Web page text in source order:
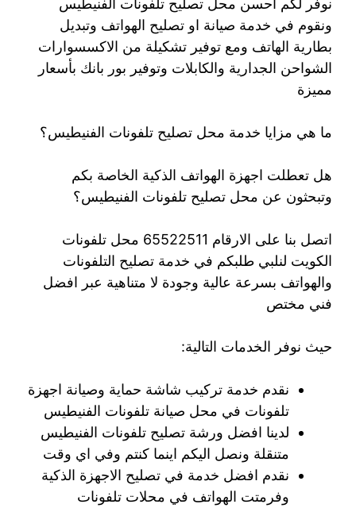
ونقوم في خدمة صيانة او تصليح الهواتف وتبديل
بطارية الهاتف ومع توفير تشكيلة من الاكسسوارات
الشواحن الجدارية والكابلات وتوفير بور بانك بأسعار
مميزة
ما هي مزايا خدمة محل تصليح تلفونات الفنيطيس؟
هل تعطلت اجهزة الهواتف الذكية الخاصة بكم
وتبحثون عن محل تصليح تلفونات الفنيطيس؟
اتصل بنا على الارقام 65522511 محل تلفونات
الكويت لنلبي طلبكم في خدمة تصليح التلفونات
والهواتف بسرعة عالية وجودة لا متناهية عبر افضل
فني مختص
حيث نوفر الخدمات التالية:
نقدم خدمة تركيب شاشة حماية وصيانة اجهزة
تلفونات في محل صيانة تلفونات الفنيطيس
لدينا افضل ورشة تصليح تلفونات الفنيطيس
متنقلة ونصل اليكم اينما كنتم وفي اي وقت
نقدم افضل خدمة في تصليح الاجهزة الذكية
وفرمتت الهواتف في محلات تلفونات